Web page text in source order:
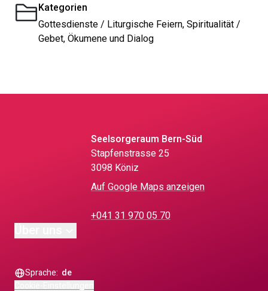
Kategorien
Gottesdienste / Liturgische Feiern, Spiritualität /
Gebet, Ökumene und Dialog
Seelsorgeraum Bern-Süd
Stapfenstrasse 25
3098 Köniz
Auf Google Maps anzeigen
+041 31 970 05 70
Sprache: de